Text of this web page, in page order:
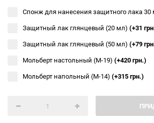
Спонж для нанесения защитного лака 30
Защитный лак глянцевый (20 мл) (+31
Защитный лак глянцевый (50 мл) (+79
Мольберт настольный (М-19) (+420 грн.)
Мольберт напольный (М-14) (+315 грн.)